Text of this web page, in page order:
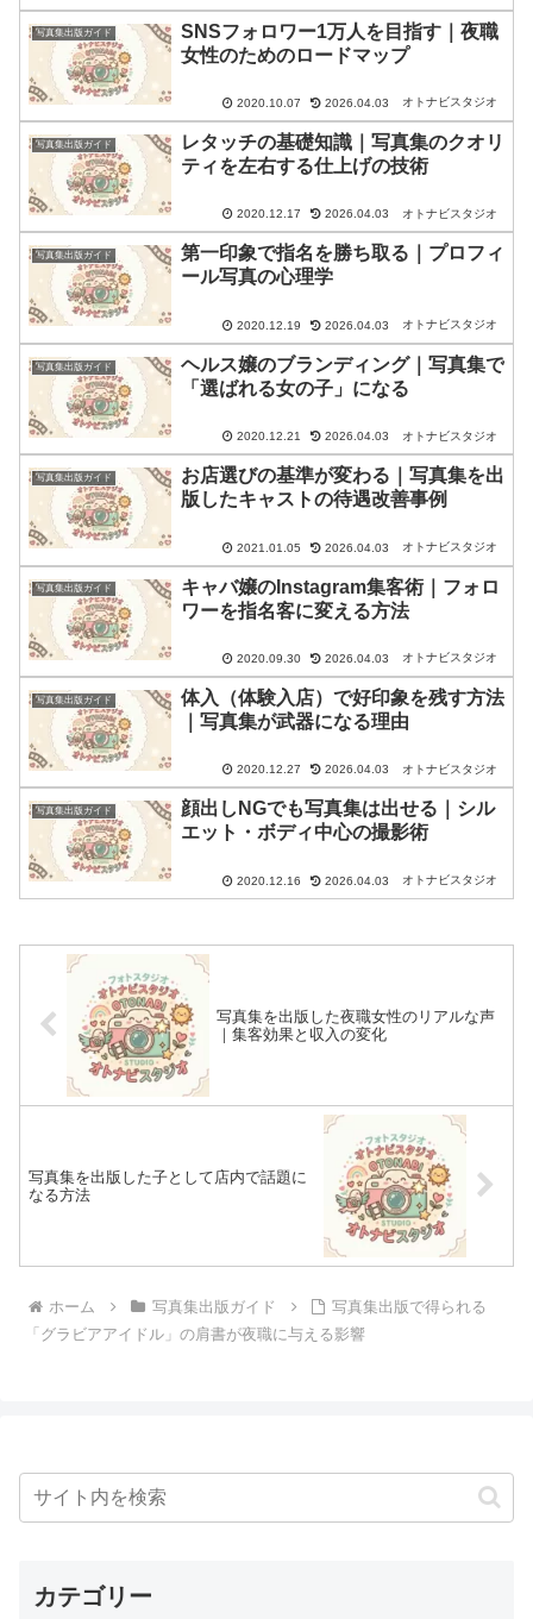
写真集出版ガイド
SNSフォロワー1万人を目指す｜夜職
女性のためのロードマップ
2020.10.07 2026.04.03 オトナビスタジオ
写真集出版ガイド
レタッチの基礎知識｜写真集のクオリ
ティを左右する仕上げの技術
2020.12.17 2026.04.03 オトナビスタジオ
写真集出版ガイド
第一印象で指名を勝ち取る｜プロフィ
ール写真の心理学
2020.12.19 2026.04.03 オトナビスタジオ
写真集出版ガイド
ヘルス嬢のブランディング｜写真集で
「選ばれる女の子」になる
2020.12.21 2026.04.03 オトナビスタジオ
写真集出版ガイド
お店選びの基準が変わる｜写真集を出
版したキャストの待遇改善事例
2021.01.05 2026.04.03 オトナビスタジオ
写真集出版ガイド
キャバ嬢のInstagram集客術｜フォロ
ワーを指名客に変える方法
2020.09.30 2026.04.03 オトナビスタジオ
写真集出版ガイド
体入（体験入店）で好印象を残す方法
｜写真集が武器になる理由
2020.12.27 2026.04.03 オトナビスタジオ
写真集出版ガイド
顔出しNGでも写真集は出せる｜シル
エット・ボディ中心の撮影術
2020.12.16 2026.04.03 オトナビスタジオ
写真集を出版した夜職女性のリアルな声
｜集客効果と収入の変化
写真集を出版した子として店内で話題に
なる方法
ホーム 写真集出版ガイド
写真集出版で得られる
「グラビアアイドル」の肩書が夜職に与える影響
カテゴリー